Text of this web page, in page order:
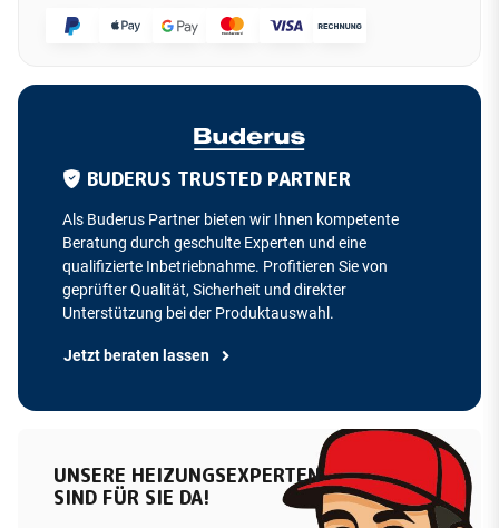
BUDERUS TRUSTED PARTNER
Als Buderus Partner bieten wir Ihnen kompetente
Beratung durch geschulte Experten und eine
qualifizierte Inbetriebnahme. Profitieren Sie von
geprüfter Qualität, Sicherheit und direkter
Unterstützung bei der Produktauswahl.
Jetzt beraten lassen
UNSERE HEIZUNGSEXPERTEN
SIND FÜR SIE DA!